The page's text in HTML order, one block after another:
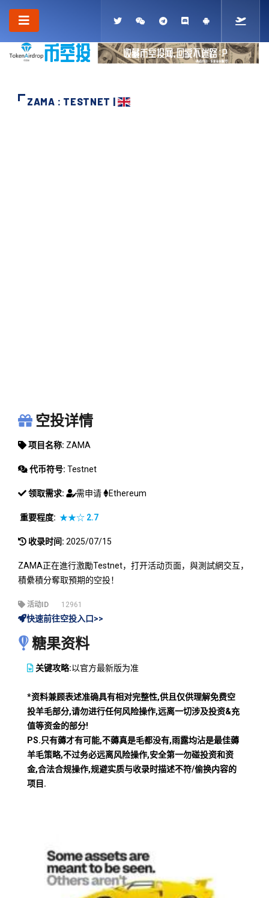
ZAMA : TESTNET |
空投详情
项目名称: ZAMA
代币符号: Testnet
领取需求: 需申请 Ethereum
重要程度: ★★☆ 2.7
收录时间: 2025/07/15
ZAMA正在進行激勵Testnet，打开活动页面，與測試網交互，
積纍積分奪取預期的空投！
活动ID 12961
快速前往空投入口>>
糖果资料
关键攻略:以官方最新版为准
*资料兼顾表述准确具有相对完整性,供且仅供理解免费空
投羊毛部分,请勿进行任何风险操作,远离一切涉及投资&充
值等资金的部分!
PS.只有薅才有可能,不薅真是毛都没有,雨露均沾是最佳薅
羊毛策略,不过务必远离风险操作,安全第一勿碰投资和资
金,合法合规操作,规避实质与收录时描述不符/偷换内容的
项目.